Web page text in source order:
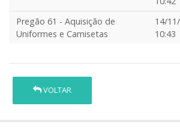
Pregão 61 - Aquisição de
Uniformes e Camisetas
14/
10:43
VOLTAR